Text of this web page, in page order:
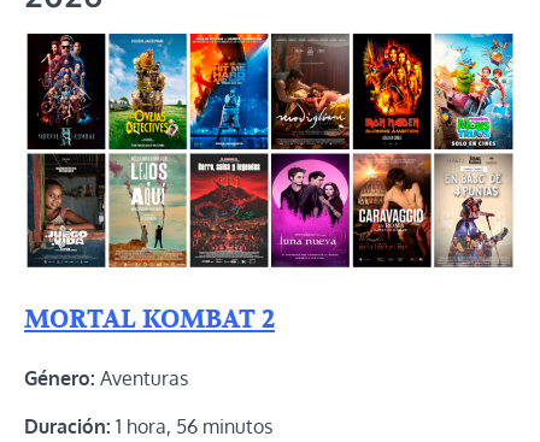
MORTAL KOMBAT 2
Género: Aventuras
Duración: 1 hora, 56 minutos